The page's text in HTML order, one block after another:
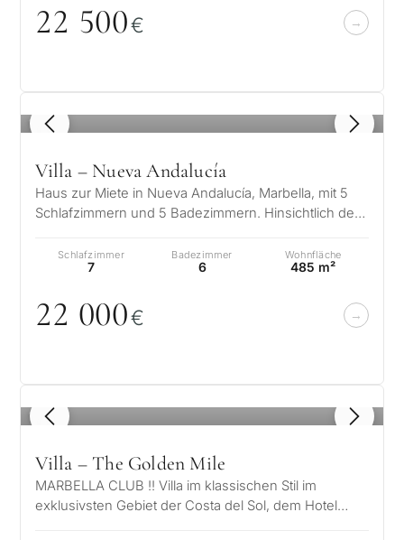
22 500€
1 / 8
Villa – Nueva Andalucía
Haus zur Miete in Nueva Andalucía, Marbella, mit 5
Schlafzimmern und 5 Badezimmern. Hinsichtlich der
Schlafzimmer
7
Badezimmer
6
Wohnfläche
485 m²
22 000€
1 / 8
Villa – The Golden Mile
MARBELLA CLUB !! Villa im klassischen Stil im
exklusivsten Gebiet der Costa del Sol, dem Hotel